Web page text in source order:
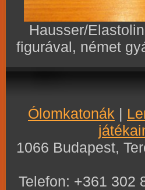
Hausser/
figurával, német
Ólomkatonák
1066 Budapest,
Telefon: +361 302